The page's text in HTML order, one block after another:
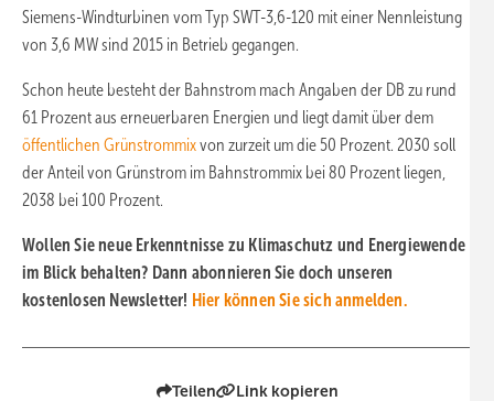
Siemens-Windturbinen vom Typ SWT-3,6-120 mit einer Nennleistung
von 3,6 MW sind 2015 in Betrieb gegangen.
Schon heute besteht der Bahnstrom mach Angaben der DB zu rund
61 Prozent aus erneuerbaren Energien und liegt damit über dem
öffentlichen Grünstrommixvon zurzeit um die 50 Prozent. 2030 soll
der Anteil von Grünstrom im Bahnstrommix bei 80 Prozent liegen,
2038 bei 100 Prozent.
Wollen Sie neue Erkenntnisse zu Klimaschutz und Energiewende
im Blick behalten? Dann abonnieren Sie doch unseren
kostenlosen Newsletter! Hier können Sie sich anmelden.
Teilen Link kopieren